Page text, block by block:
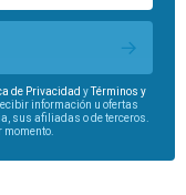
de Privacidad yTérminos y
información u ofertas
sus afiliadas o de terceros.